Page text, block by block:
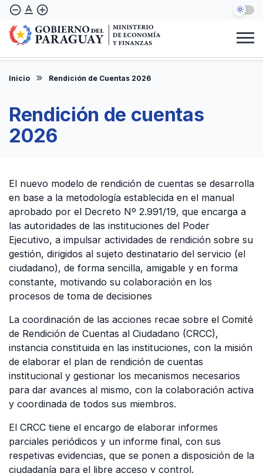
Pasar
contenido
principal
remove_circle_outline text_format add_circle_outline
Inicio Rendición de Cuentas 2026
Rendición de cuentas
2026
El nuevo modelo de rendición de cuentas se desarrolla
en base a la metodología establecida en el manual
aprobado por el Decreto Nº 2.991/19, que encarga a
las autoridades de las instituciones del Poder
Ejecutivo, a impulsar actividades de rendición sobre su
gestión, dirigidos al sujeto destinatario del servicio (el
ciudadano), de forma sencilla, amigable y en forma
constante, motivando su colaboración en los
procesos de toma de decisiones
La coordinación de las acciones recae sobre el Comité
de Rendición de Cuentas al Ciudadano (CRCC),
instancia constituida en las instituciones, con la misión
de elaborar el plan de rendición de cuentas
institucional y gestionar los mecanismos necesarios
para dar avances al mismo, con la colaboración activa
y coordinada de todos sus miembros.
El CRCC tiene el encargo de elaborar informes
parciales periódicos y un informe final, con sus
respetivas evidencias, que se ponen a disposición de la
ciudadanía para el libre acceso y control.